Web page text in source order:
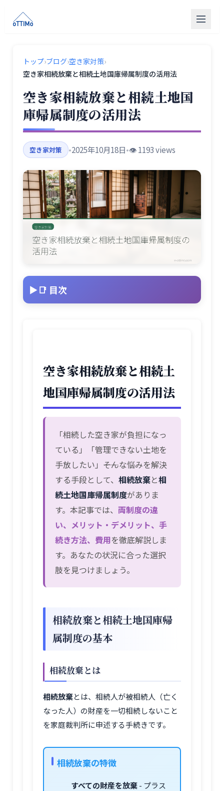
売買仲介
販売物件
買取
会社概要
LINE相談
無料相談
トップ›ブログ›空き家対策›
空き家相続放棄と相続土地国庫帰属制度の活用法
空き家相続放棄と相続土地国
庫帰属制度の活用法
空き家対策 •2025年10月18日•👁️ 1193 views
📑 目次
空き家相続放棄と相続土
地国庫帰属制度の活用法
「相続した空き家が負担になっ
ている」「管理できない土地を
手放したい」――そんな悩みを解決
する手段として、 相続放棄と相
続土地国庫帰属制度がありま
す。本記事では、 両制度の違
い、メリット・デメリット、手
続き方法、費用を徹底解説しま
す。あなたの状況に合った選択
肢を見つけましょう。
相続放棄と相続土地国庫帰
属制度の基本
相続放棄とは
相続放棄とは、相続人が被相続人（亡く
なった人）の財産を一切相続しないこと
を家庭裁判所に申述する手続きです。
相続放棄の特徴
すべての財産を放棄- プラス